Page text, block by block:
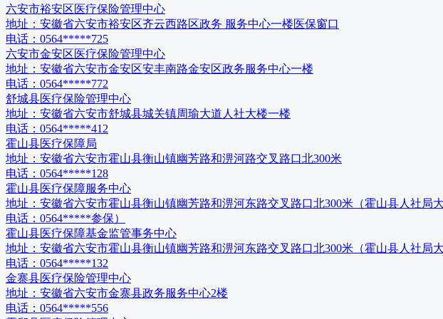
六安市裕安区医疗保险管理中心
地址： 安徽省六安市裕安区齐云西路区政务 服务中心一楼医保窗口
电话： 0564*****725
六安市金安区医疗保险管理中心
地址： 安徽省六安市金安区安丰南路金安区政务服务中心一楼
电话： 0564*****772
舒城县医疗保险管理中心
地址： 安徽省六安市舒城县城关镇周瑜大道人社大楼一楼
电话： 0564*****412
霍山县医疗保障局
地址： 安徽省六安市霍山县衡山镇幽芳路和淠河路交叉路口北300米
电话： 0564*****128
霍山县医疗保障服务中心
地址： 安徽省六安市霍山县衡山镇幽芳路和淠河东路交叉路口北300米（霍山县人社局
电话： 0564*****参保）
霍山县医疗保障基金监管事务中心
地址： 安徽省六安市霍山县衡山镇幽芳路和淠河东路交叉路口北300米（霍山县人社局大
电话： 0564*****132
金寨县医疗保险管理中心
地址： 安徽省六安市金寨县政务服务中心2楼
电话： 0564*****556